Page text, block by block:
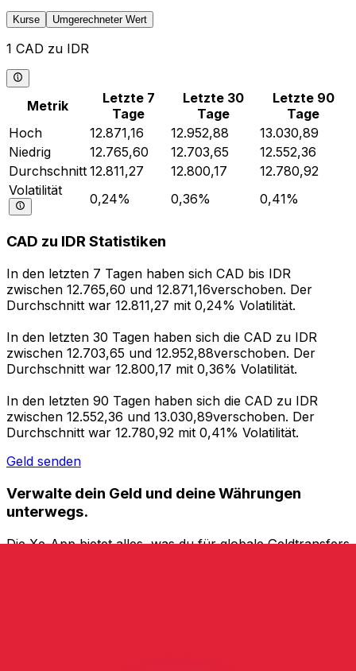
Kurse Umgerechneter Wert
1 CAD zu IDR
Metrik
Letzte 7
Tage
Letzte 30
Tage
Letzte 90
Tage
Hoch
12.871,16 12.952,88
13.030,89
Niedrig
12.765,60 12.703,65
12.552,36
Durchschnitt 12.811,27 12.800,17
12.780,92
Volatilität
0,24% 0,36% 0,41%
CAD zu IDR Statistiken
In den letzten 7 Tagen haben sich CAD bis IDR
zwischen 12.765,60 und 12.871,16verschoben. Der
Durchschnitt war 12.811,27 mit 0,24% Volatilität.
In den letzten 30 Tagen haben sich die CAD zu IDR
zwischen 12.703,65 und 12.952,88verschoben. Der
Durchschnitt war 12.800,17 mit 0,36% Volatilität.
In den letzten 90 Tagen haben sich die CAD zu IDR
zwischen 12.552,36 und 13.030,89verschoben. Der
Durchschnitt war 12.780,92 mit 0,41% Volatilität.
Geld senden
Verwalte dein Geld und deine Währungen
unterwegs.
Die Xe-App bietet alles, was du für globale Geldtransfers